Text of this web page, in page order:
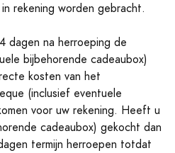
rekening worden gebracht.
dagen na herroeping de
bijbehorende cadeaubox)
kosten van het
(inclusief eventuele
voor uw rekening. Heeft u
cadeaubox) gekocht dan
termijn herroepen totdat